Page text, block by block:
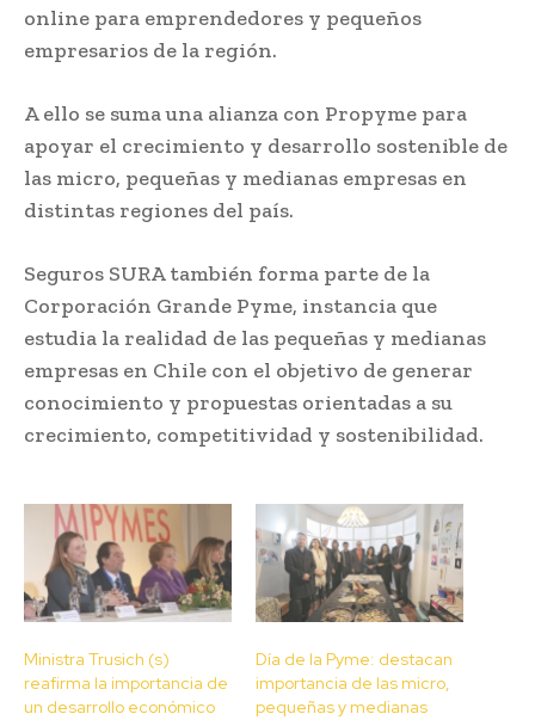
online para emprendedores y pequeños
empresarios de la región.
A ello se suma una alianza con Propyme para
apoyar el crecimiento y desarrollo sostenible de
las micro, pequeñas y medianas empresas en
distintas regiones del país.
Seguros SURA también forma parte de la
Corporación Grande Pyme, instancia que
estudia la realidad de las pequeñas y medianas
empresas en Chile con el objetivo de generar
conocimiento y propuestas orientadas a su
crecimiento, competitividad y sostenibilidad.
Ministra Trusich (s)
reafirma la importancia de
un desarrollo económico
Día de la Pyme: destacan
importancia de las micro,
pequeñas y medianas